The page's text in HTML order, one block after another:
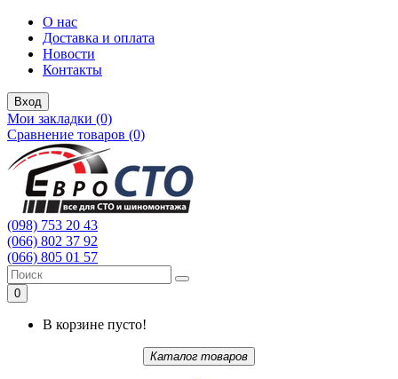
О нас
Доставка и оплата
Новости
Контакты
Вход
Мои закладки (0)
Сравнение товаров (0)
(098) 753 20 43
(066) 802 37 92
(066) 805 01 57
0
В корзине пусто!
Каталог товаров